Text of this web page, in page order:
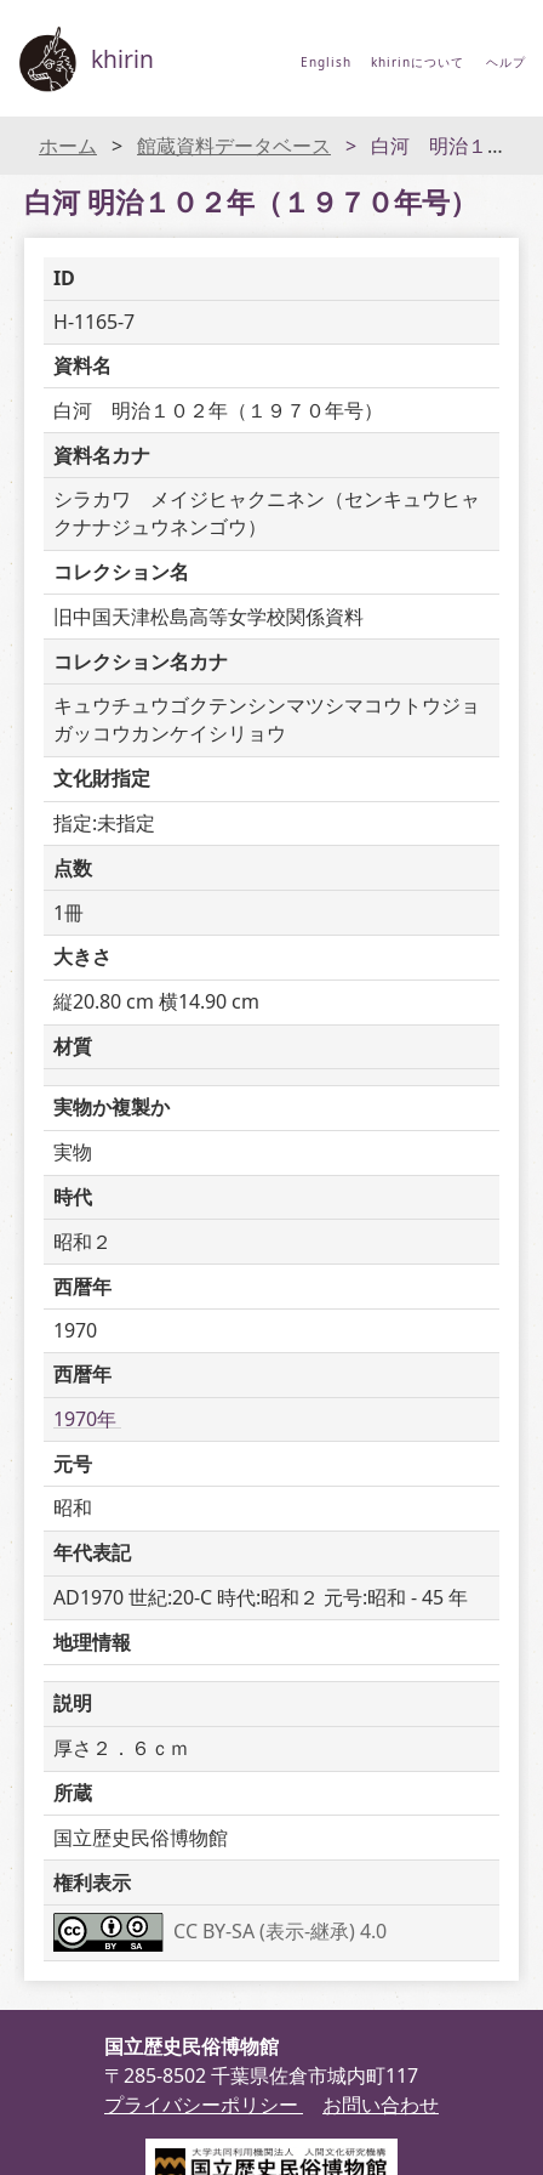
khirin English khirinについて ヘルプ
ホーム 館蔵資料データベース 白河 明治１０２年（１９７０年号）
白河 明治１０２年（１９７０年号）
ID
H-1165-7
資料名
白河　明治１０２年（１９７０年号）
資料名カナ
シラカワ　メイジヒャクニネン（センキュウヒャ
クナナジュウネンゴウ）
コレクション名
旧中国天津松島高等女学校関係資料
コレクション名カナ
キュウチュウゴクテンシンマツシマコウトウジョ
ガッコウカンケイシリョウ
文化財指定
指定:未指定
点数
1冊
大きさ
縦20.80 cm 横14.90 cm
材質
実物か複製か
実物
時代
昭和２
西暦年
1970
西暦年
1970年
元号
昭和
年代表記
AD1970 世紀:20-C 時代:昭和２ 元号:昭和 - 45 年
地理情報
説明
厚さ２．６ｃｍ
所蔵
国立歴史民俗博物館
権利表示
CC BY-SA (表示-継承) 4.0
国立歴史民俗博物館
〒285-8502 千葉県佐倉市城内町117
プライバシーポリシー
お問い合わせ